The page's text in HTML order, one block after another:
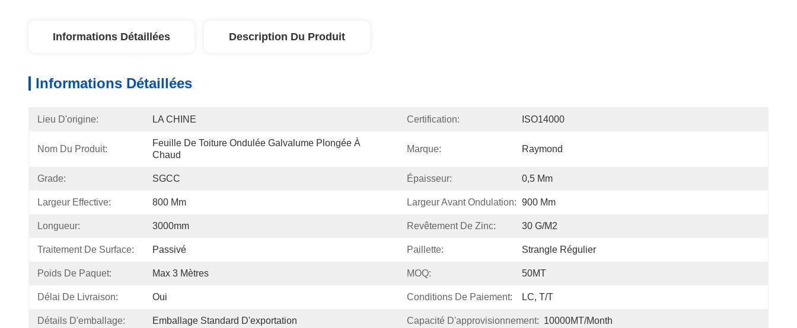
Informations Détaillées Description Du Produit
Informations Détaillées
Lieu D'origine: LA CHINE Certification: ISO14000
Nom Du Produit:
Feuille De Toiture Ondulée Galvalume Plongée À
Chaud
Marque: Raymond
Grade: SGCC Épaisseur: 0,5 Mm
Largeur Effective: 800 Mm Largeur Avant Ondulation: 900 Mm
Longueur: 3000mm Revêtement De Zinc: 30 G/m2
Traitement De Surface: Passivé Paillette: Strangle Régulier
Poids De Paquet: Max 3 Mètres MOQ: 50MT
Délai De Livraison: Oui Conditions De Paiement: LC, T/T
Détails D'emballage: Emballage Standard D'exportation Capacité D'approvisionnement: 10000MT/month